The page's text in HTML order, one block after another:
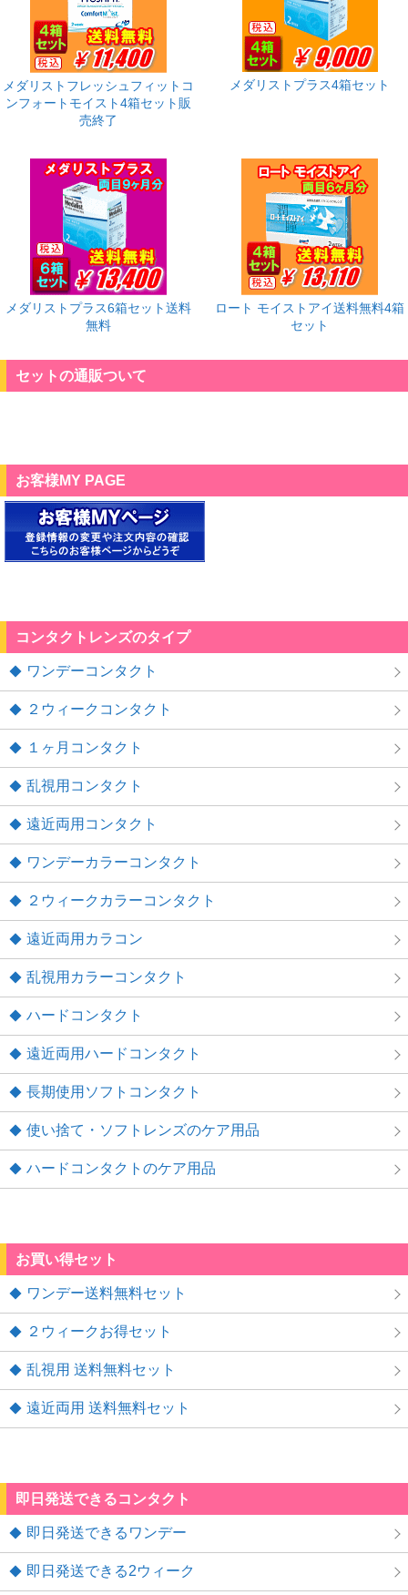
メダリストフレッシュフィットコ
ンフォートモイスト4箱セット販
売終了
メダリストプラス4箱セット
メダリストプラス6箱セット送料
無料
ロート モイストアイ送料無料4箱
セット
セットの通販ついて
お客様MY PAGE
コンタクトレンズのタイプ
ワンデーコンタクト
２ウィークコンタクト
１ヶ月コンタクト
乱視用コンタクト
遠近両用コンタクト
ワンデーカラーコンタクト
２ウィークカラーコンタクト
遠近両用カラコン
乱視用カラーコンタクト
ハードコンタクト
遠近両用ハードコンタクト
長期使用ソフトコンタクト
使い捨て・ソフトレンズのケア用品
ハードコンタクトのケア用品
お買い得セット
ワンデー送料無料セット
２ウィークお得セット
乱視用 送料無料セット
遠近両用 送料無料セット
即日発送できるコンタクト
即日発送できるワンデー
即日発送できる2ウィーク